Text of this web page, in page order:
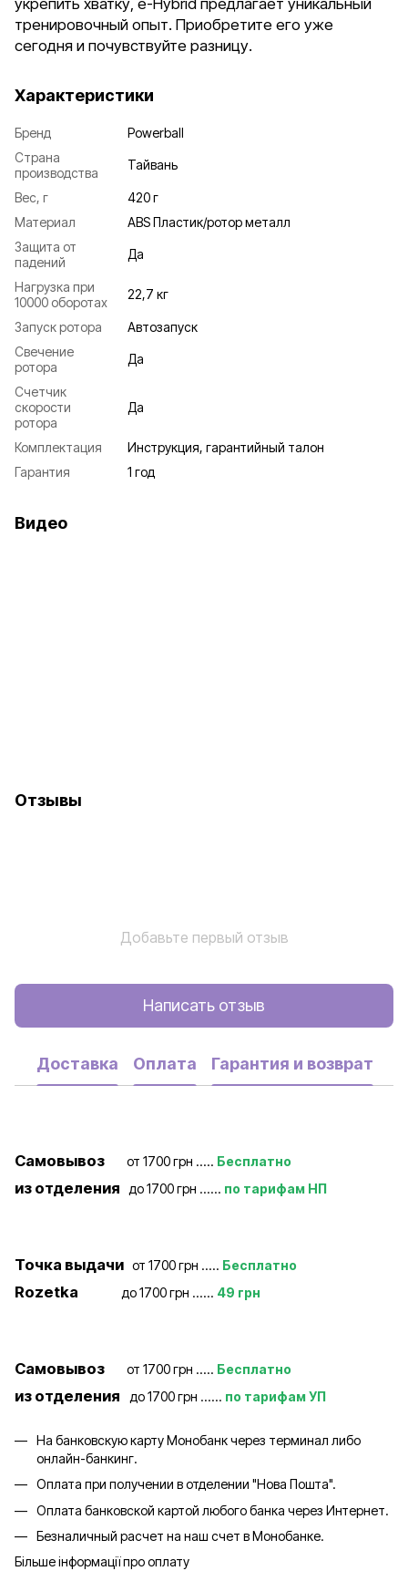
тренировочный опыт. Приобретите его уже
сегодня и почувствуйте разницу.
Характеристики
Бренд
Powerball
Страна
производства
Тайвань
Вес, г
420 г
Материал
ABS Пластик/ротор металл
Защита от
падений
Да
Нагрузка при
10000 оборотах
22,7 кг
Запуск ротора
Автозапуск
Свечение
ротора
Да
Счетчик
скорости
ротора
Да
Комплектация
Инструкция, гарантийный талон
Гарантия
1 год
Видео
Отзывы
Добавьте первый отзыв
Написать отзыв
Доставка Оплата Гарантия и возврат
Самовывоз от 1700 грн ..... Бесплатно
из отделения до 1700 грн ...... по тарифам НП
Точка выдачи от 1700 грн ..... Бесплатно
Rozetka до 1700 грн ...... 49 грн
Самовывоз от 1700 грн ..... Бесплатно
из отделения до 1700 грн ...... по тарифам УП
На банковскую карту Монобанк через терминал либо
онлайн-банкинг.
Оплата при получении в отделении "Нова Пошта".
Оплата банковской картой любого банка через Интернет.
Безналичный расчет на наш счет в Монобанке.
Більше інформації про оплату